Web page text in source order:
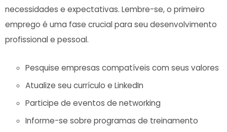
necessidades e expectativas. Lembre-se, o primeiro
emprego é uma fase⁣ crucial para seu desenvolvimento
profissional e pessoal.
Pesquise ​empresas compatíveis com seus valores
Atualize seu currículo e LinkedIn
Participe de eventos de⁤ networking
Informe-se sobre ⁢programas de treinamento